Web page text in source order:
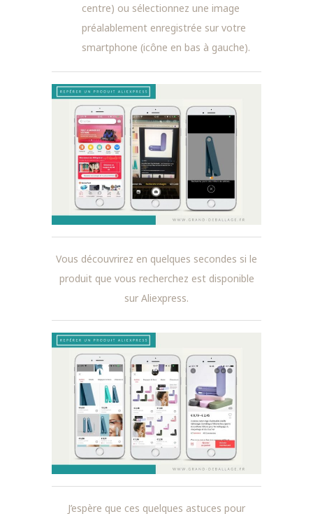
centre) ou sélectionnez une image
préalablement enregistrée sur votre
smartphone (icône en bas à gauche).
Vous découvrirez en quelques secondes si le
produit que vous recherchez est disponible
sur Aliexpress.
J’espère que ces quelques astuces pour